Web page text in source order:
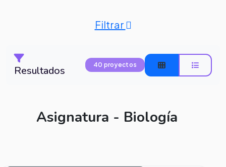
Filtrar
Resultados 40 proyectos
Asignatura - Biología